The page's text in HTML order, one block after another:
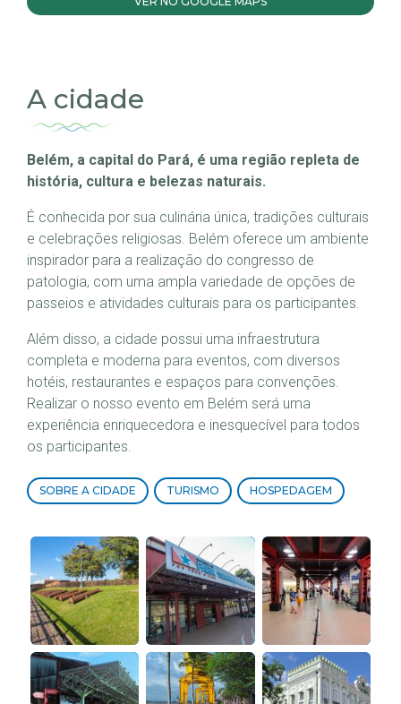
A cidade
Belém, a capital do Pará, é uma região repleta de
história, cultura e belezas naturais.
É conhecida por sua culinária única, tradições culturais
e celebrações religiosas. Belém oferece um ambiente
inspirador para a realização do congresso de
patologia, com uma ampla variedade de opções de
passeios e atividades culturais para os participantes.
Além disso, a cidade possui uma infraestrutura
completa e moderna para eventos, com diversos
hotéis, restaurantes e espaços para convenções.
Realizar o nosso evento em Belém será uma
experiência enriquecedora e inesquecível para todos
os participantes.
SOBRE A CIDADE TURISMO HOSPEDAGEM